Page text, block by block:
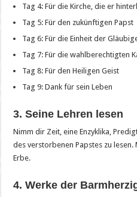
Tag 4: Für die Kirche, die er
Tag 5: Für den zukünftigen Papst
Tag 6: Für die Einheit der
Tag 7: Für die wahlberechtigten
Tag 8: Für den Heiligen Geist
Tag 9: Dank für sein Leben
3. Seine Lehren lesen
Nimm dir Zeit, eine Enzyklika,
des verstorbenen Papstes zu
Erbe.
4. Werke der